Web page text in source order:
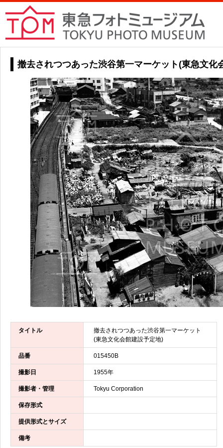
撤去されつつあった渋谷第一マーケット(東急文化
タイトル
撤去されつつあった渋谷第一マーケット
(東急文化会館建設予定地)
品番 015450B
撮影日 1955年
撮影者・管理 Tokyu Corporation
保存形式
提供形式とサイズ
備考